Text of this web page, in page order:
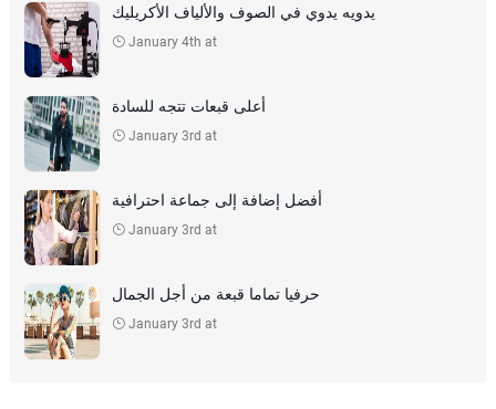
يدويه يدوي في الصوف والألياف الأكريليك
January 4th at
أعلى قبعات تتجه للسادة
January 3rd at
أفضل إضافة إلى جماعة احترافية
January 3rd at
حرفيا تماما قبعة من أجل الجمال
January 3rd at